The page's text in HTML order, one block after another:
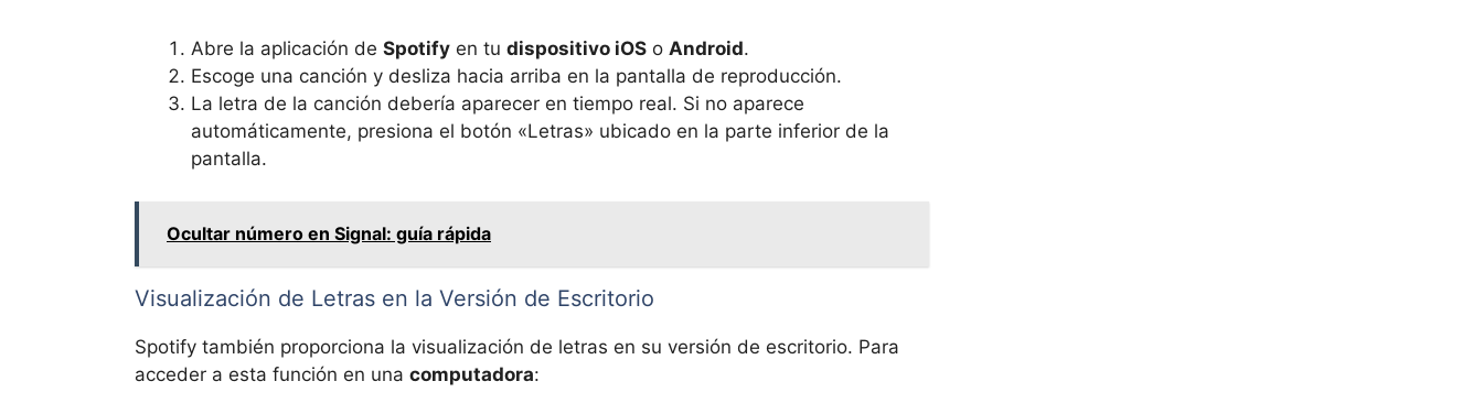
Abre la aplicación de Spotify en tu dispositivo iOS o Android.
Escoge una canción y desliza hacia arriba en la pantalla de reproducción.
La letra de la canción debería aparecer en tiempo real. Si no aparece
automáticamente, presiona el botón «Letras» ubicado en la parte inferior de la
pantalla.
Ocultar número en Signal: guía rápida
Visualización de Letras en la Versión de Escritorio
Spotify también proporciona la visualización de letras en su versión de escritorio. Para
acceder a esta función en una computadora: